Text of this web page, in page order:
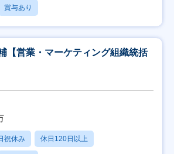
賞与あり
【営業・マーケティング組織統括
祝休み 休日120日以上